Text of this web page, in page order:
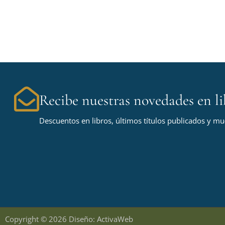
Recibe nuestras novedades en
Descuentos en libros, últimos títulos publicados y
Copyright © 2026 Diseño: ActivaWeb